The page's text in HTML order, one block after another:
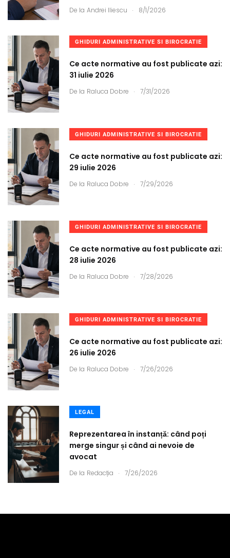
De la Andrei Iliescu . 8/1/2026
GHIDURI ADMINISTRATIVE SI BIROCRATIE
Ce acte normative au fost publicate azi:
31 iulie 2026
De la Raluca Dobre . 7/31/2026
GHIDURI ADMINISTRATIVE SI BIROCRATIE
Ce acte normative au fost publicate azi:
29 iulie 2026
De la Raluca Dobre . 7/29/2026
GHIDURI ADMINISTRATIVE SI BIROCRATIE
Ce acte normative au fost publicate azi:
28 iulie 2026
De la Raluca Dobre . 7/28/2026
GHIDURI ADMINISTRATIVE SI BIROCRATIE
Ce acte normative au fost publicate azi:
26 iulie 2026
De la Raluca Dobre . 7/26/2026
LEGAL
Reprezentarea în instanță: când poți
merge singur și când ai nevoie de
avocat
De la Redacția . 7/26/2026